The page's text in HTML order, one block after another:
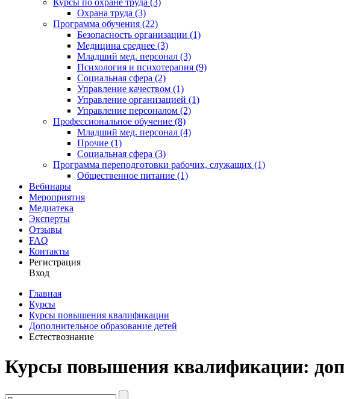
Курсы по охране труда (3)
Охрана труда (3)
Программа обучения (22)
Безопасность организации (1)
Медицина среднее (3)
Младший мед. персонал (3)
Психология и психотерапия (9)
Социальная сфера (2)
Управление качеством (1)
Управление организацией (1)
Управление персоналом (2)
Профессиональное обучение (8)
Младший мед. персонал (4)
Прочие (1)
Социальная сфера (3)
Программа переподготовки рабочих, служащих (1)
Общественное питание (1)
Вебинары
Мероприятия
Медиатека
Эксперты
Отзывы
FAQ
Контакты
Регистрация
Вход
Главная
Курсы
Курсы повышения квалификации
Дополнительное образование детей
Естествознание
Курсы повышения квалификации: